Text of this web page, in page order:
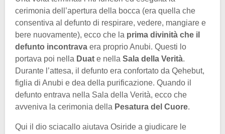
cerimonia dell’apertura della bocca (era quella che
consentiva al defunto di respirare, vedere, mangiare e
bere nuovamente), ecco che la prima divinità che il
defunto incontrava era proprio Anubi. Questi lo
portava poi nella Duat e nella Sala della Verità.
Durante l’attesa, il defunto era confortato da Qehebut,
figlia di Anubi e dea della purificazione. Quando il
defunto entrava nella Sala della Verità, ecco che
avveniva la cerimonia della Pesatura del Cuore.
Qui il dio sciacallo aiutava Osiride a giudicare le